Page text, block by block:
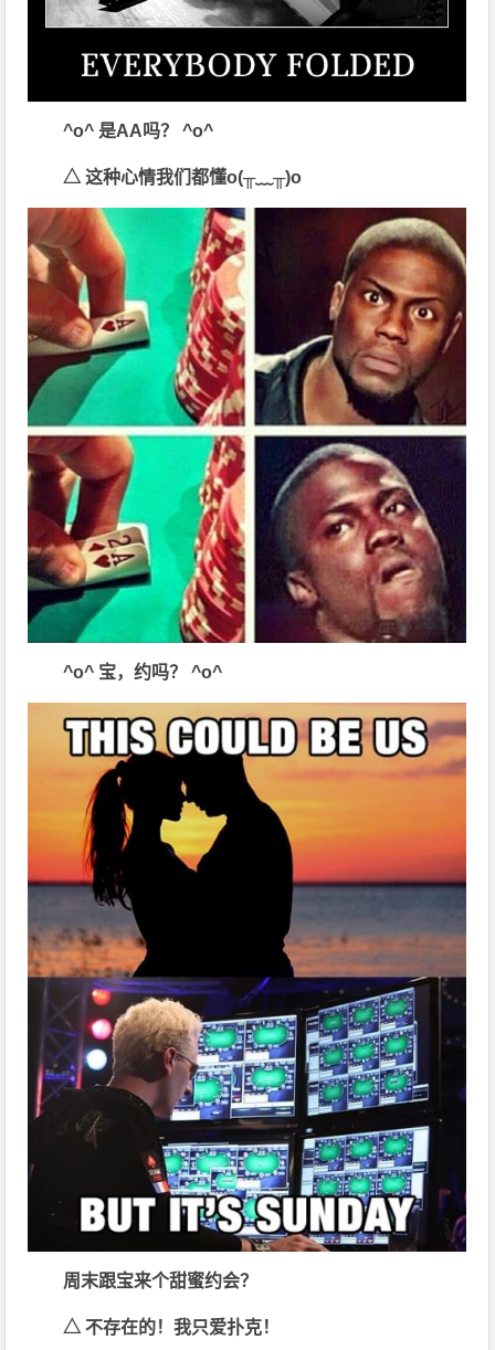
^o^ 是AA 吗？ ^o^
△这种心情我们都懂o(╥﹏╥)o
^o^ 宝，约吗？ ^o^
周末跟宝来个甜蜜约会？
△不存在的！我只爱扑克！